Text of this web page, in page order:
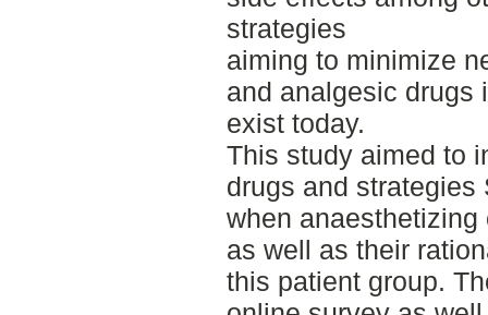
strategies
aiming to minimize
and analgesic drugs
exist today.
This study aimed to
drugs and
when
as well as their
this patient group.